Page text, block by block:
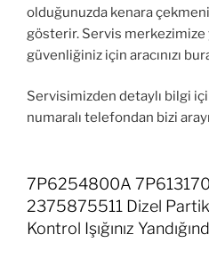
olduğunuzda kenara
gösterir. Servis merkezimize
güvenliğiniz için aracınızı
Servisimizden detaylı bilgi
numaralı telefondan bizi
7P6254800A
2375875511 Dizel
Kontrol Işığınız